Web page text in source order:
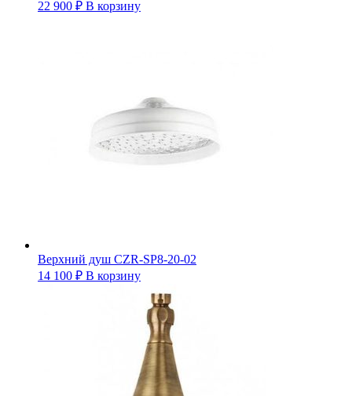
22 900 ₽ В корзину
Верхний душ CZR-SP8-20-02
14 100 ₽ В корзину